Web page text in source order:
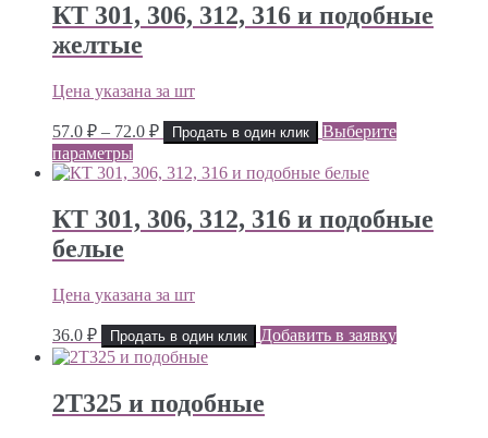
КТ 301, 306, 312, 316 и подобные
желтые
Цена указана за шт
57.0 ₽ – 72.0 ₽Диапазон
цен:
57.0 ₽
72.0 ₽
Продать в один клик
Выберите
параметры
КТ 301, 306, 312, 316 и подобные
белые
Цена указана за шт
36.0 ₽ Продать в один клик Добавить в заявку
2Т325 и подобные